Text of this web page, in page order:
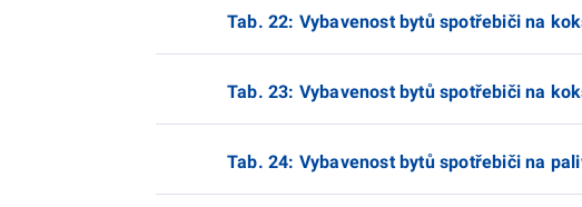
Tab. 22: Vybavenost bytů spotřebiči na
Tab. 23: Vybavenost bytů spotřebiči na
Tab. 24: Vybavenost bytů spotřebiči na